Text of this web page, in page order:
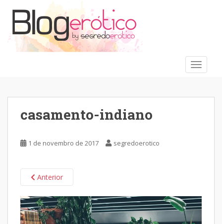
casamento-indiano
1 de novembro de 2017 segredoerotico
Anterior